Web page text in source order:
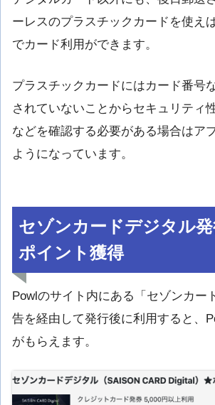
ーレスのプラスチックカードを使え
でカード利用ができます。
プラスチックカードにはカード番号
されていないことからセキュリティ
などを確認する必要がある場合はア
ようになっています。
セゾンカードデジタル
ポイント獲得
Powlのサイト内にある「セゾンカー
告を経由して発行後に利用すると、
がもらえます。